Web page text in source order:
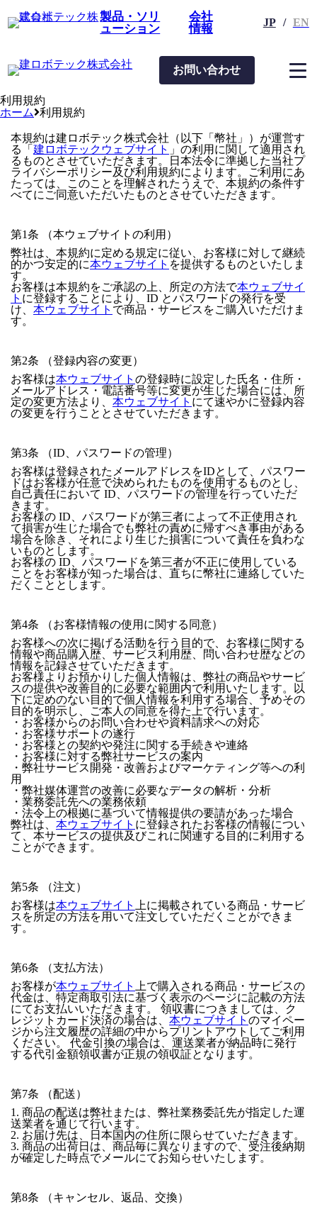
製品・ソリ
ューション
会社
情報
JP / EN
お問い合わせ
利用規約
ホーム 利用規約
本規約は建ロボテック株式会社（以下「幣社」）が運営す
る「 建ロボテックウェブサイト 」の利用に関して適用され
るものとさせていただきます。日本法令に準拠した当社プ
ライバシーポリシー及び利用規約によります。ご利用にあ
たっては、このことを理解されたうえで、本規約の条件す
べてにご同意いただいたものとさせていただきます。
第1条 （本ウェブサイトの利用）
弊社は、本規約に定める規定に従い、お客様に対して継続
的かつ安定的に本ウェブサイト を提供するものといたしま
す。
お客様は本規約をご承認の上、所定の方法で本ウェブサイ
ト に登録することにより、ID とパスワードの発行を受
け、 本ウェブサイト で商品・サービスをご購入いただけま
す。
第2条 （登録内容の変更）
お客様は本ウェブサイト の登録時に設定した氏名・住所・
メールアドレス・電話番号等に変更が生じた場合には、所
定の変更方法より、 本ウェブサイト にて速やかに登録内容
の変更を行うこととさせていただきます。
第3条 （ID、パスワードの管理）
お客様は登録されたメールアドレスをIDとして、パスワー
ドはお客様が任意で決められたものを使用するものとし、
自己責任において ID、パスワードの管理を行っていただ
きます。
お客様の ID、パスワードが第三者によって不正使用され
て損害が生じた場合でも弊社の責めに帰すべき事由がある
場合を除き、それにより生じた損害について責任を負わな
いものとします。
お客様の ID、パスワードを第三者が不正に使用している
ことをお客様が知った場合は、直ちに幣社に連絡していた
だくこととします。
第4条 （お客様情報の使用に関する同意）
お客様への次に掲げる活動を行う目的で、お客様に関する
情報や商品購入歴、サービス利用歴、問い合わせ歴などの
情報を記録させていただきます。
お客様よりお預かりした個人情報は、弊社の商品やサービ
スの提供や改善目的に必要な範囲内で利用いたします。以
下に定めのない目的で個人情報を利用する場合、予めその
目的を明示し、ご本人の同意を得た上で行います。
・お客様からのお問い合わせや資料請求への対応
・お客様サポートの遂行
・お客様との契約や発注に関する手続きや連絡
・お客様に対する弊社サービスの案内
・弊社サービス開発・改善およびマーケティング等への利
用
・弊社媒体運営の改善に必要なデータの解析・分析
・業務委託先への業務依頼
・法令上の根拠に基づいて情報提供の要請があった場合
弊社は、 本ウェブサイト に登録されたお客様の情報につい
て、本サービスの提供及びこれに関連する目的に利用する
ことができます。
第5条 （注文）
お客様は本ウェブサイト
上に掲載されている商品・サービ
スを所定の方法を用いて注文していただくことができま
す。
第6条 （支払方法）
お客様が本ウェブサイト
上で購入される商品・サービスの
代金は、特定商取引法に基づく表示のページに記載の方法
にてお支払いいただきます。 領収書につきましては、ク
レジットカード決済の場合は、 本ウェブサイト のマイペー
ジから注文履歴の詳細の中からプリントアウトしてご利用
ください。 代金引換の場合は、運送業者が納品時に発行
する代引金額領収書が正規の領収証となります。
第7条 （配送）
1. 商品の配送は弊社または、弊社業務委託先が指定した運
送業者を通じて行います。
2. お届け先は、日本国内の住所に限らせていただきます。
3. 商品の出荷日は、商品毎に異なりますので、受注後納期
が確定した時点でメールにてお知らせいたします。
第8条 （キャンセル、返品、交換）